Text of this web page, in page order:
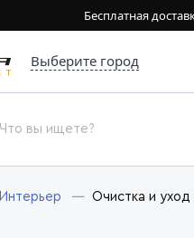
Бесплатная
Выберите город
Интерьер Очистка и уход